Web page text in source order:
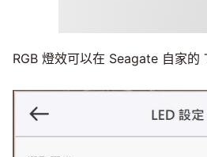
RGB 燈效可以在 Seagate 自家